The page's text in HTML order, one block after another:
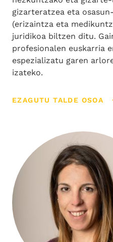
gizarteratzea eta
(erizaintza eta
juridikoa biltzen ditu.
profesionalen euskarria
espezializatu garen
izateko.
EZAGUTU TALDE OSOA